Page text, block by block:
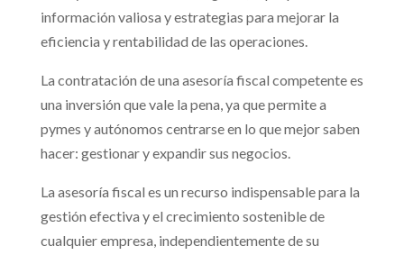
información valiosa y estrategias para mejorar la
eficiencia y rentabilidad de las operaciones.
La contratación de una asesoría fiscal competente es
una inversión que vale la pena, ya que permite a
pymes y autónomos centrarse en lo que mejor saben
hacer: gestionar y expandir sus negocios.
La asesoría fiscal es un recurso indispensable para la
gestión efectiva y el crecimiento sostenible de
cualquier empresa, independientemente de su